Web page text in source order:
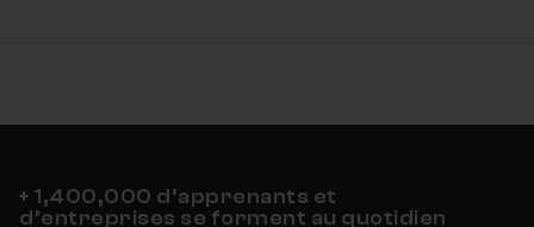
l'utilisateur, unesimplicitéoptimale ainsi qu'une
+ 1,400,000 d’apprenants et
d’entreprises se forment au quotidien